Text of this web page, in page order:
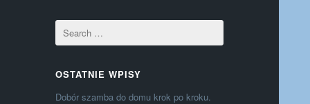
OSTATNIE WPISY
Dobór szamba do domu krok po kroku.